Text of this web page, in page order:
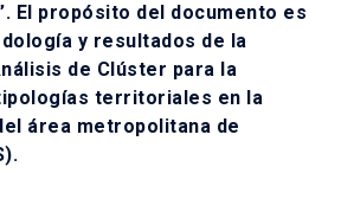
El propósito del documento es
y resultados de la
de Clúster para la
territoriales en la
área metropolitana de